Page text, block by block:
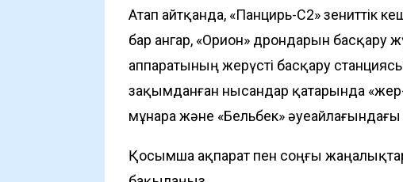
Атап айтқанда, «Панцирь-С2» зениттік
бар ангар, «Орион» дрондарын
аппаратының жерүсті басқару
зақымданған нысандар қатарында «жер-
мұнара және «Бельбек» әуеайлағындағы
Қосымша ақпарат пен соңғы